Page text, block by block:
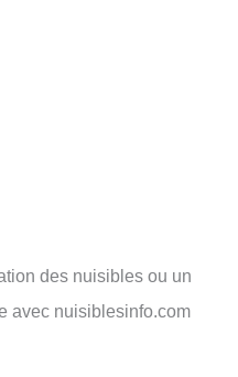
des nuisibles ou un
avec nuisiblesinfo.com